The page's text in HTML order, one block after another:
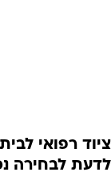
ציוד רפואי
לדעת לבחירה